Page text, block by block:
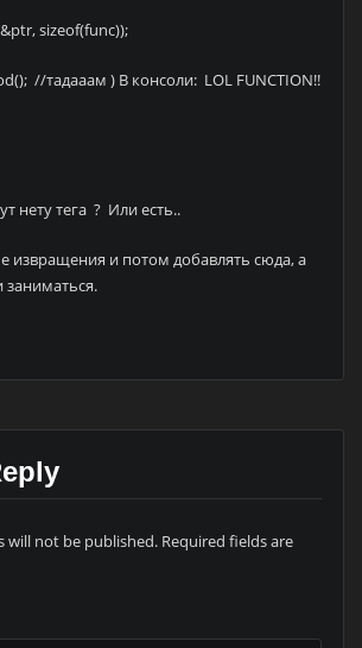
sizeof(func));
//тадааам ) В консоли: LOL FUNCTION!!
нету тега ? Или есть..
извращения и потом добавлять сюда, а
заниматься.
will not be published. Required fields are